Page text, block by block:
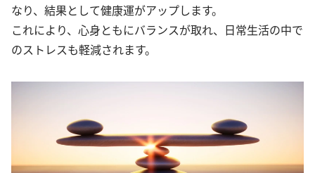
なり、結果として健康運がアップします。
これにより、心身ともにバランスが取れ、日常生活の中で
のストレスも軽減されます。